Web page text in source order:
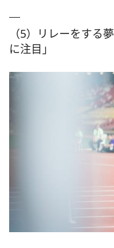
（5）リレーをする
に注目」